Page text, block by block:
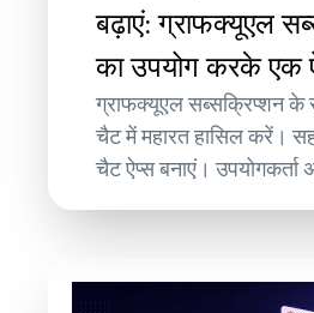
बढ़ाएं: ग्राफक्यूएल
का उपयोग करके एक
ग्राफक्यूएल सब्सक्रिप्शन के
चैट में महारत हासिल करें।
चैट ऐप्स बनाएं।